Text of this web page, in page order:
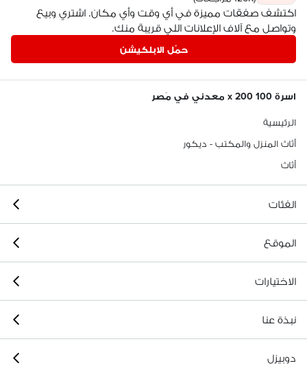
اكتشف صفقات مميزة في أي وقت وأي مكان. اشتري وبيع
وتواصل مع آلاف الإعلانات اللي قريبة منك.
حمّل الابلكيشن
اسرة 100 x 200 معدني في مَصر
الرئيسية
أثاث المنزل والمكتب - ديكور
أثاث
الفئات
الموقع
الاختيارات
نبذة عنا
دوبيزل